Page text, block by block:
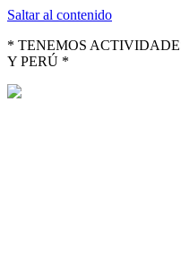
Saltar al contenido
* TENEMOS
Y PERÚ *